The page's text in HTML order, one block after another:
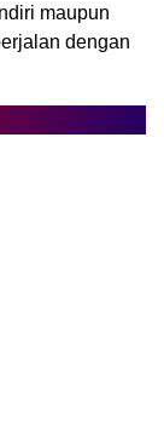
maupun
dengan